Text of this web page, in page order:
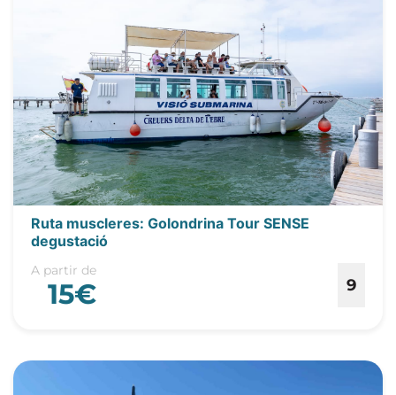
Ruta muscleres: Golondrina Tour SENSE
degustació
A partir de
15€ 9